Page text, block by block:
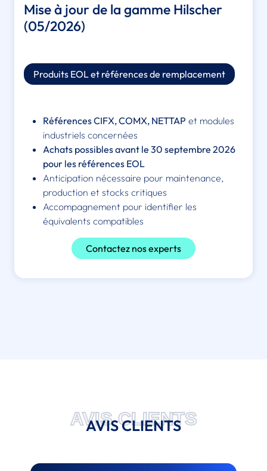
Mise à jour de la gamme Hilscher
(05/2026)
Produits EOL et références de remplacement
Références CIFX, COMX, NETTAP et modules
industriels concernées
Achats possibles avant le 30 septembre 2026
pour les références EOL
Anticipation nécessaire pour maintenance,
production et stocks critiques
Accompagnement pour identifier les
équivalents compatibles
Contactez nos experts
AVIS CLIENTS
AVIS CLIENTS